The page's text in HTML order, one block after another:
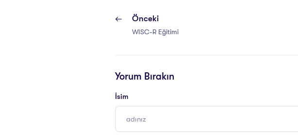
Önceki
WISC-R Eğitimi
Yorum Bırakın
İsim